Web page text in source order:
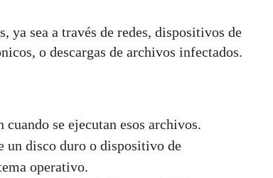
ya sea a través de redes, dispositivos de
o descargas de archivos infectados.
se ejecutan esos archivos.
un disco duro o dispositivo de
operativo.